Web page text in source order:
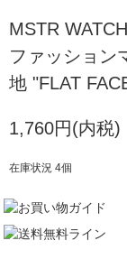
MSTR
ファッション
地 "FLAT
1,760円(内税)
在庫状況 4個